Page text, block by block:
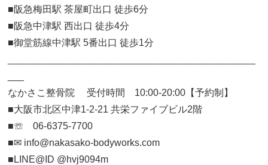
■阪急梅田駅 茶屋町出口 徒歩6分
■阪急中津駅 西出口 徒歩4分
■御堂筋線中津駅 5番出口 徒歩1分
なかさこ整骨院 受付時間 10:00-20:00【予約制】
■大阪市北区中津1-2-21 共栄ファイブビル2階
■☏ 06-6375-7700
■✉︎ info@nakasako-bodyworks.com
■LINE@ID @hvj9094m